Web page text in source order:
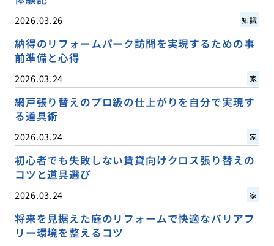
2026.03.26 知識
納得のリフォームパーク訪問を実現するための事
前準備と心得
2026.03.24 家
網戸張り替えのプロ級の仕上がりを自分で実現す
る道具術
2026.03.24 家
初心者でも失敗しない賃貸向けクロス張り替えの
コツと道具選び
2026.03.24 家
将来を見据えた庭のリフォームで快適なバリアフ
リー環境を整えるコツ